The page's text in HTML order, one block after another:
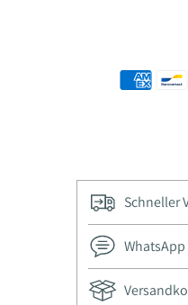
Schneller
WhatsApp